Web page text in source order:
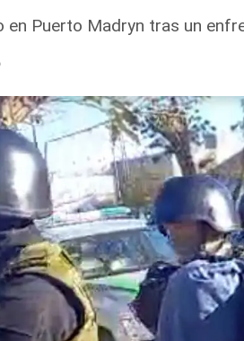
en Puerto Madryn tras un